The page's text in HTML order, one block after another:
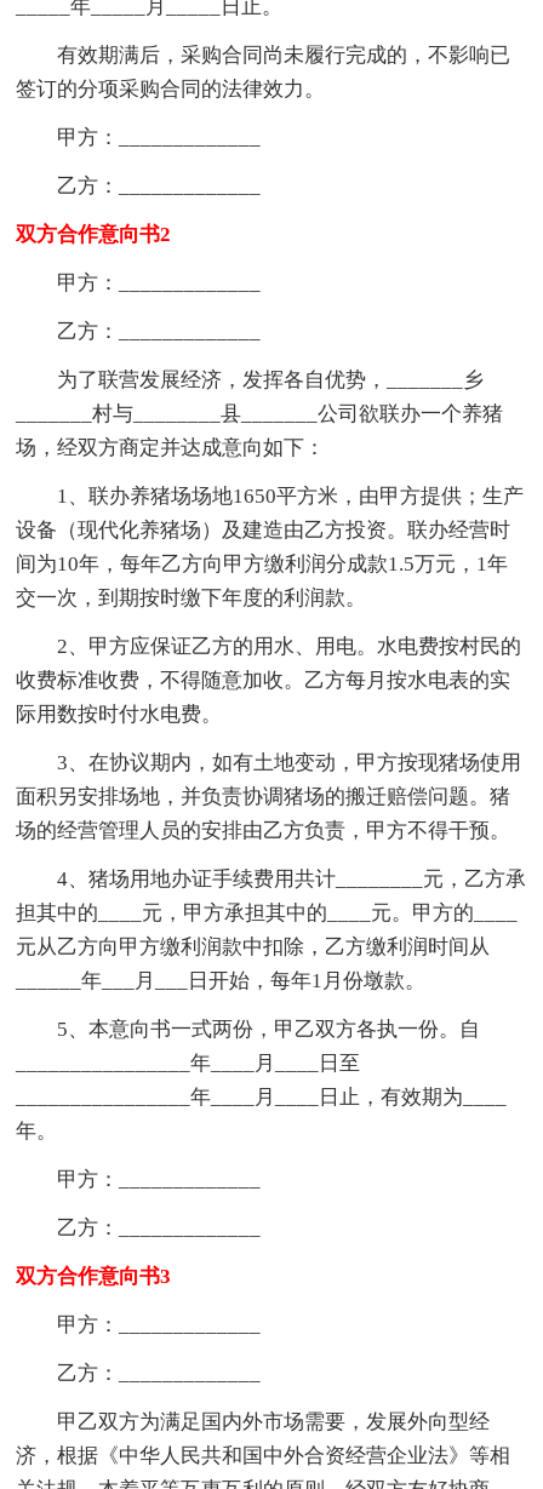
_____年_____月_____日止。
有效期满后，采购合同尚未履行完成的，不影响已
签订的分项采购合同的法律效力。
甲方：_____________
乙方：_____________
双方合作意向书2
甲方：_____________
乙方：_____________
为了联营发展经济，发挥各自优势，_______乡
_______村与________县_______公司欲联办一个养猪
场，经双方商定并达成意向如下：
1、联办养猪场场地1650平方米，由甲方提供；生产
设备（现代化养猪场）及建造由乙方投资。联办经营时
间为10年，每年乙方向甲方缴利润分成款1.5万元，1年
交一次，到期按时缴下年度的利润款。
2、甲方应保证乙方的用水、用电。水电费按村民的
收费标准收费，不得随意加收。乙方每月按水电表的实
际用数按时付水电费。
3、在协议期内，如有土地变动，甲方按现猪场使用
面积另安排场地，并负责协调猪场的搬迁赔偿问题。猪
场的经营管理人员的安排由乙方负责，甲方不得干预。
4、猪场用地办证手续费用共计________元，乙方承
担其中的____元，甲方承担其中的____元。甲方的____
元从乙方向甲方缴利润款中扣除，乙方缴利润时间从
______年___月___日开始，每年1月份墩款。
5、本意向书一式两份，甲乙双方各执一份。自
________________年____月____日至
________________年____月____日止，有效期为____
年。
甲方：_____________
乙方：_____________
双方合作意向书3
甲方：_____________
乙方：_____________
甲乙双方为满足国内外市场需要，发展外向型经
济，根据《中华人民共和国中外合资经营企业法》等相